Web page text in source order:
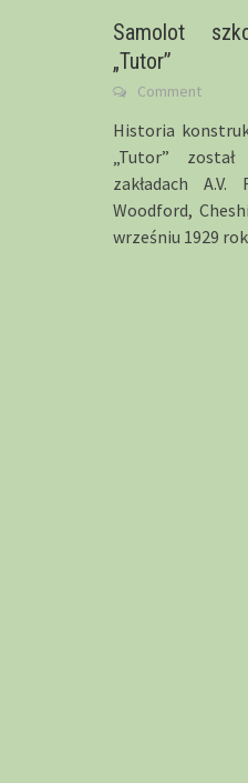
Samolot
„Tutor”
Comment
Historia
„Tutor”
zakładach
Woodford,
wrześniu 1929